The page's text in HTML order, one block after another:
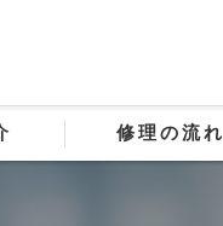
修理の流れ